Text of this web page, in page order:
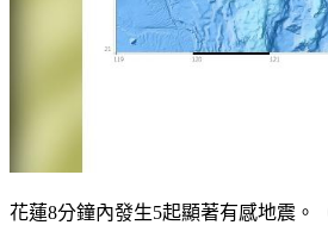
花蓮8分鐘內發生5起顯著有感地震。